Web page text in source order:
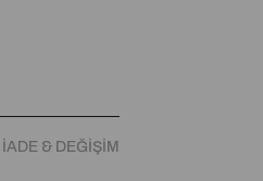
İADE & DEĞIŞIM